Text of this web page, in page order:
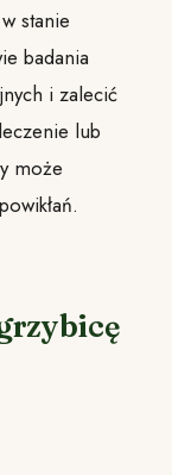
stanie
badania
i zalecić
lub
może